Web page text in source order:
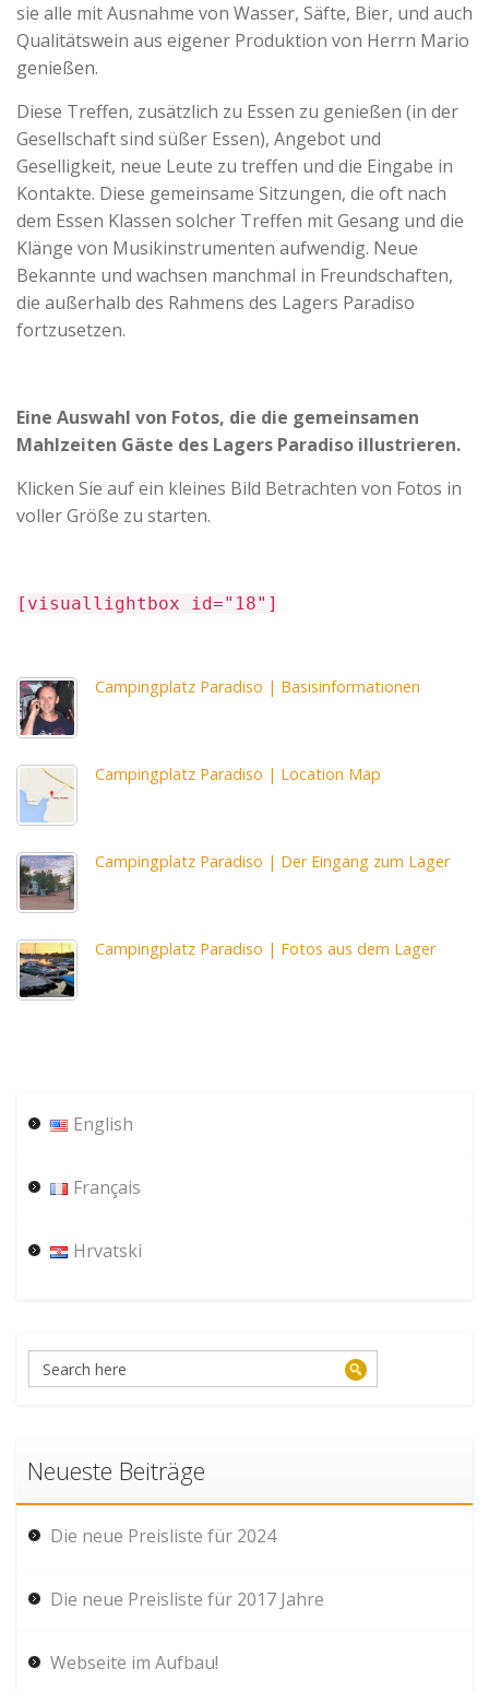
sie alle mit Ausnahme von Wasser, Säfte, Bier, und auch
Qualitätswein aus eigener Produktion von Herrn Mario
genießen.
Diese Treffen, zusätzlich zu Essen zu genießen (in der
Gesellschaft sind süßer Essen), Angebot und
Geselligkeit, neue Leute zu treffen und die Eingabe in
Kontakte. Diese gemeinsame Sitzungen, die oft nach
dem Essen Klassen solcher Treffen mit Gesang und die
Klänge von Musikinstrumenten aufwendig. Neue
Bekannte und wachsen manchmal in Freundschaften,
die außerhalb des Rahmens des Lagers Paradiso
fortzusetzen.
Eine Auswahl von Fotos, die die gemeinsamen
Mahlzeiten Gäste des Lagers Paradiso illustrieren.
Klicken Sie auf ein kleines Bild Betrachten von Fotos in
voller Größe zu starten.
[visuallightbox id="18"]
Campingplatz Paradiso | Basisinformationen
Campingplatz Paradiso | Location Map
Campingplatz Paradiso | Der Eingang zum Lager
Campingplatz Paradiso | Fotos aus dem Lager
English
Français
Hrvatski
Neueste Beiträge
Die neue Preisliste für 2024
Die neue Preisliste für 2017 Jahre
Webseite im Aufbau!